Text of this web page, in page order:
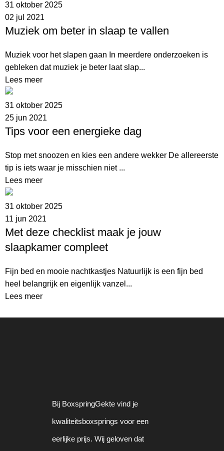
31 oktober 2025
02 jul 2021
Muziek om beter in slaap te vallen
Muziek voor het slapen gaan In meerdere onderzoeken is
gebleken dat muziek je beter laat slap...
Lees meer
31 oktober 2025
25 jun 2021
Tips voor een energieke dag
Stop met snoozen en kies een andere wekker De allereerste
tip is iets waar je misschien niet ...
Lees meer
31 oktober 2025
11 jun 2021
Met deze checklist maak je jouw
slaapkamer compleet
Fijn bed en mooie nachtkastjes Natuurlijk is een fijn bed
heel belangrijk en eigenlijk vanzel...
Lees meer
Bij BoxspringGekte vind je
kwaliteitsboxsprings voor een
eerlijke prijs. Wij geloven dat